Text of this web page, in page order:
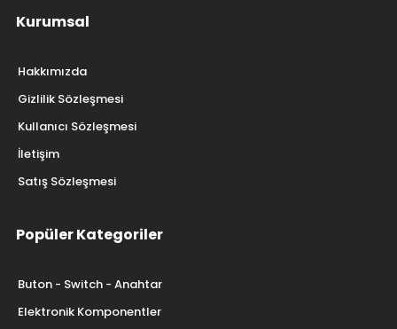
Kurumsal
Hakkımızda
Gizlilik Sözleşmesi
Kullanıcı Sözleşmesi
İletişim
Satış Sözleşmesi
Popüler Kategoriler
Buton - Switch - Anahtar
Elektronik Komponentler